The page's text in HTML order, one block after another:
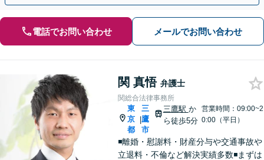
電話でお問い合わせ メールでお問い合わせ
関 真悟 弁護士
関総合法律事務所
東
京
都
|
三
鷹
市
三鷹駅 か
ら徒歩5分
営業時間：09:00~2
0:00（平日）
◾️離婚・慰謝料・財産分与や交通事故や
立退料・不倫など解決実績多数◾️まずは